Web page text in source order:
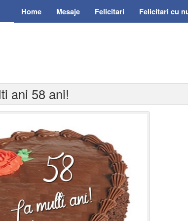
Home Mesaje Felicitari Felicitari cu
ani 58 ani!